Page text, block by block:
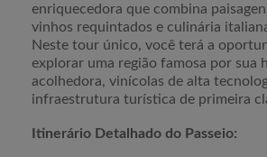
enriquecedora que combina
vinhos requintados e culinária
Neste tour único, você terá a
explorar uma região famosa por sua
acolhedora, vinícolas de alta
infraestrutura turística de primeira
Itinerário Detalhado do Passeio: